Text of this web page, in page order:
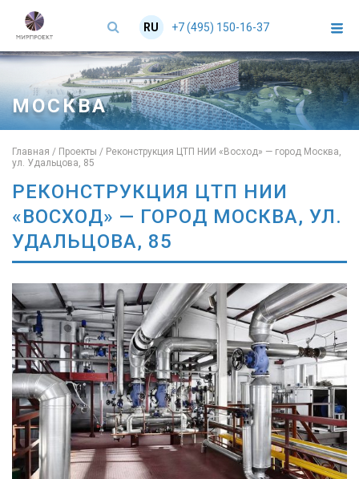
EN
RU +7 (495) 150-16-37
МОСКВА
Главная / Проекты / Реконструкция ЦТП НИИ «Восход» — город Москва,
ул. Удальцова, 85
РЕКОНСТРУКЦИЯ ЦТП НИИ
«ВОСХОД» — ГОРОД МОСКВА, УЛ.
УДАЛЬЦОВА, 85